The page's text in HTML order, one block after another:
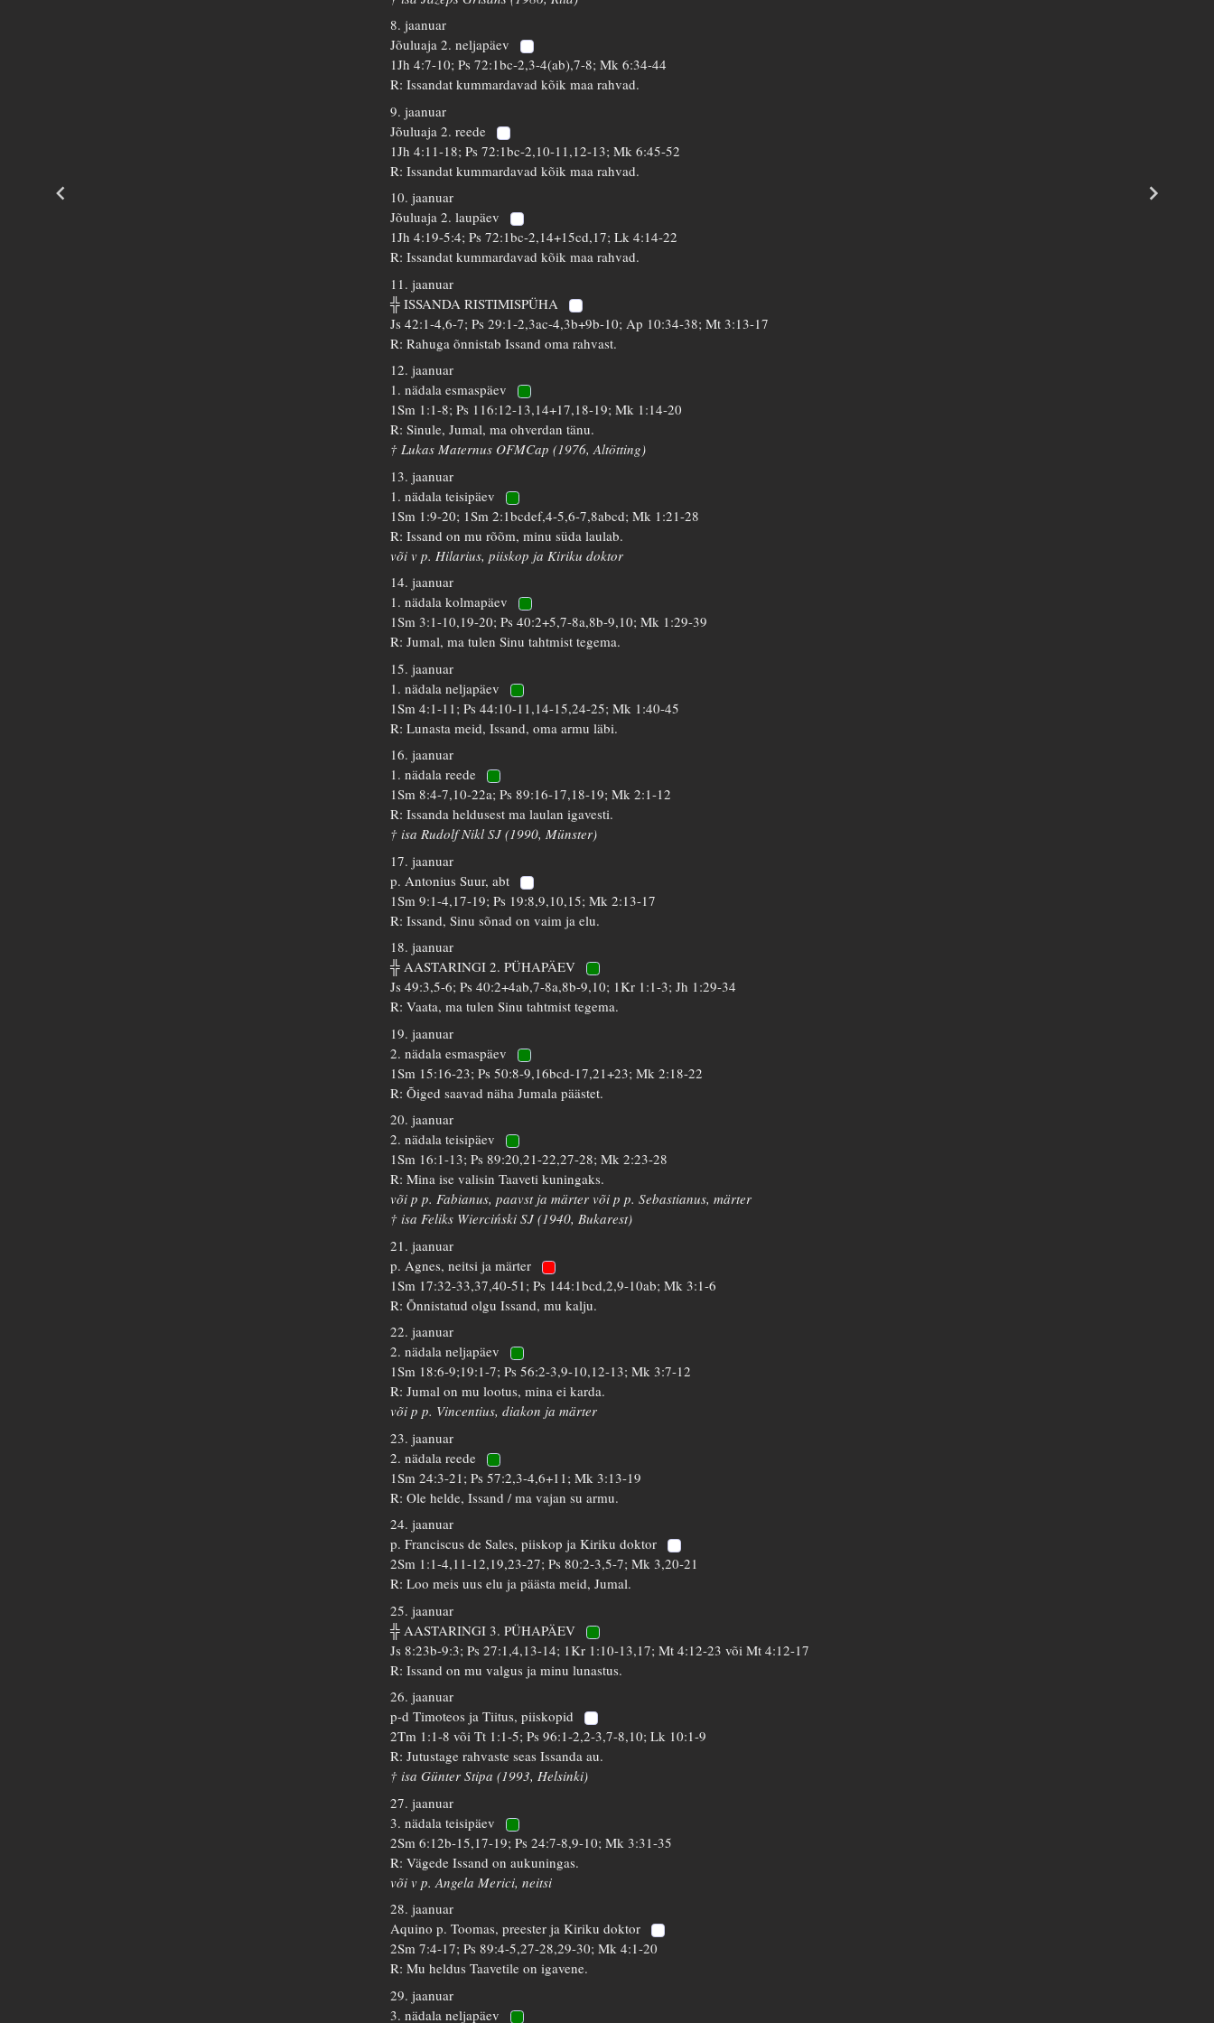
8. jaanuar
Jõuluaja 2. neljapäev
1Jh 4:7-10; Ps 72:1bc-2,3-4(ab),7-8; Mk 6:34-44
R: Issandat kummardavad kõik maa rahvad.
9. jaanuar
Jõuluaja 2. reede
1Jh 4:11-18; Ps 72:1bc-2,10-11,12-13; Mk 6:45-52
R: Issandat kummardavad kõik maa rahvad.
10. jaanuar
Jõuluaja 2. laupäev
1Jh 4:19-5:4; Ps 72:1bc-2,14+15cd,17; Lk 4:14-22
R: Issandat kummardavad kõik maa rahvad.
11. jaanuar
╬ ISSANDA RISTIMISPÜHA
Js 42:1-4,6-7; Ps 29:1-2,3ac-4,3b+9b-10; Ap 10:34-38; Mt 3:13-17
R: Rahuga õnnistab Issand oma rahvast.
12. jaanuar
1. nädala esmaspäev
1Sm 1:1-8; Ps 116:12-13,14+17,18-19; Mk 1:14-20
R: Sinule, Jumal, ma ohverdan tänu.
† Lukas Maternus OFMCap (1976, Altötting)
13. jaanuar
1. nädala teisipäev
1Sm 1:9-20; 1Sm 2:1bcdef,4-5,6-7,8abcd; Mk 1:21-28
R: Issand on mu rõõm, minu süda laulab.
või v p. Hilarius, piiskop ja Kiriku doktor
14. jaanuar
1. nädala kolmapäev
1Sm 3:1-10,19-20; Ps 40:2+5,7-8a,8b-9,10; Mk 1:29-39
R: Jumal, ma tulen Sinu tahtmist tegema.
15. jaanuar
1. nädala neljapäev
1Sm 4:1-11; Ps 44:10-11,14-15,24-25; Mk 1:40-45
R: Lunasta meid, Issand, oma armu läbi.
16. jaanuar
1. nädala reede
1Sm 8:4-7,10-22a; Ps 89:16-17,18-19; Mk 2:1-12
R: Issanda heldusest ma laulan igavesti.
† isa Rudolf Nikl SJ (1990, Münster)
17. jaanuar
p. Antonius Suur, abt
1Sm 9:1-4,17-19; Ps 19:8,9,10,15; Mk 2:13-17
R: Issand, Sinu sõnad on vaim ja elu.
18. jaanuar
╬ AASTARINGI 2. PÜHAPÄEV
Js 49:3,5-6; Ps 40:2+4ab,7-8a,8b-9,10; 1Kr 1:1-3; Jh 1:29-34
R: Vaata, ma tulen Sinu tahtmist tegema.
19. jaanuar
2. nädala esmaspäev
1Sm 15:16-23; Ps 50:8-9,16bcd-17,21+23; Mk 2:18-22
R: Õiged saavad näha Jumala päästet.
20. jaanuar
2. nädala teisipäev
1Sm 16:1-13; Ps 89:20,21-22,27-28; Mk 2:23-28
R: Mina ise valisin Taaveti kuningaks.
või p p. Fabianus, paavst ja märter või p p. Sebastianus, märter
† isa Feliks Wierciński SJ (1940, Bukarest)
21. jaanuar
p. Agnes, neitsi ja märter
1Sm 17:32-33,37,40-51; Ps 144:1bcd,2,9-10ab; Mk 3:1-6
R: Õnnistatud olgu Issand, mu kalju.
22. jaanuar
2. nädala neljapäev
1Sm 18:6-9;19:1-7; Ps 56:2-3,9-10,12-13; Mk 3:7-12
R: Jumal on mu lootus, mina ei karda.
või p p. Vincentius, diakon ja märter
23. jaanuar
2. nädala reede
1Sm 24:3-21; Ps 57:2,3-4,6+11; Mk 3:13-19
R: Ole helde, Issand / ma vajan su armu.
24. jaanuar
p. Franciscus de Sales, piiskop ja Kiriku doktor
2Sm 1:1-4,11-12,19,23-27; Ps 80:2-3,5-7; Mk 3,20-21
R: Loo meis uus elu ja päästa meid, Jumal.
25. jaanuar
╬ AASTARINGI 3. PÜHAPÄEV
Js 8:23b-9:3; Ps 27:1,4,13-14; 1Kr 1:10-13,17; Mt 4:12-23 või Mt 4:12-17
R: Issand on mu valgus ja minu lunastus.
26. jaanuar
p-d Timoteos ja Tiitus, piiskopid
2Tm 1:1-8 või Tt 1:1-5; Ps 96:1-2,2-3,7-8,10; Lk 10:1-9
R: Jutustage rahvaste seas Issanda au.
† isa Günter Stipa (1993, Helsinki)
27. jaanuar
3. nädala teisipäev
2Sm 6:12b-15,17-19; Ps 24:7-8,9-10; Mk 3:31-35
R: Vägede Issand on aukuningas.
või v p. Angela Merici, neitsi
28. jaanuar
Aquino p. Toomas, preester ja Kiriku doktor
2Sm 7:4-17; Ps 89:4-5,27-28,29-30; Mk 4:1-20
R: Mu heldus Taavetile on igavene.
29. jaanuar
3. nädala neljapäev